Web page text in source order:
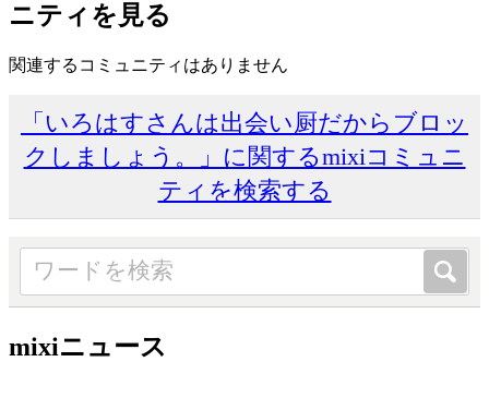
ニティを見る
関連するコミュニティはありません
「いろはすさんは出会い厨だからブロッ
クしましょう。」に関するmixiコミュニ
ティを検索する
mixiニュース